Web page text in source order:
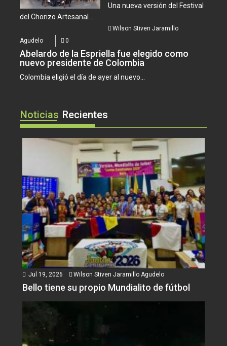
Una nueva versión del Festival
del Chorizo Artesanal...
Wilson Stiven Jaramillo
Agudelo
0
Abelardo de la Espriella fue elegido como
nuevo presidente de Colombia
Colombia eligió el día de ayer al nuevo...
Noticias Recientes
Jul 19, 2026 Wilson Stiven Jaramillo Agudelo
Bello tiene su propio Mundialito de fútbol